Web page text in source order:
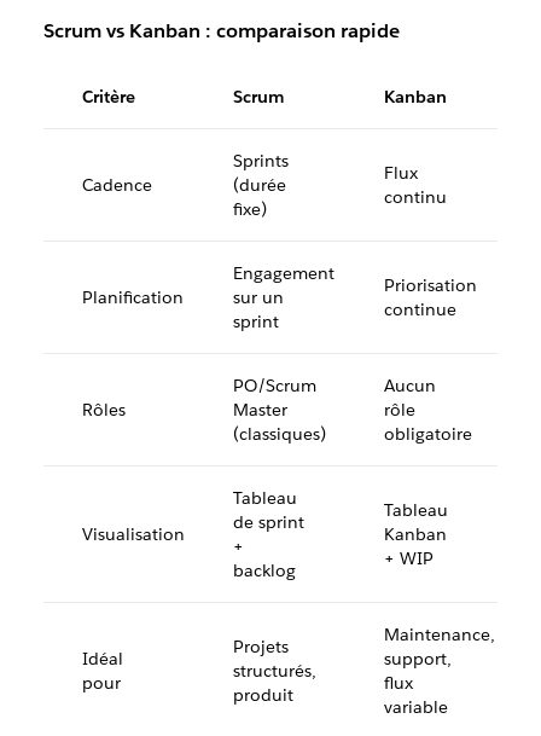
Scrum vs Kanban : comparaison rapide
Critère Scrum Kanban
Cadence
Sprints
(durée
fixe)
Flux
continu
Planification
Engagement
sur un
sprint
Priorisation
continue
Rôles
PO/Scrum
Master
(classiques)
Aucun
rôle
obligatoire
Visualisation
Tableau
de sprint
+
backlog
Tableau
Kanban
+ WIP
Idéal
pour
Projets
structurés,
produit
Maintenance,
support,
flux
variable